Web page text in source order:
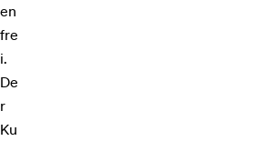
en
fre
i.
De
r
Ku